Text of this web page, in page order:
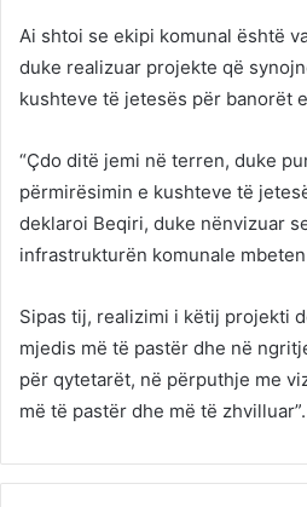
Ai shtoi se ekipi komunal është
duke realizuar projekte që
kushteve të jetesës për banorët
“Çdo ditë jemi në terren, duke
përmirësimin e kushteve të
deklaroi Beqiri, duke nënvizuar
infrastrukturën komunale
Sipas tij, realizimi i këtij projekti
mjedis më të pastër dhe në
për qytetarët, në përputhje me
më të pastër dhe më të zhvilluar”.